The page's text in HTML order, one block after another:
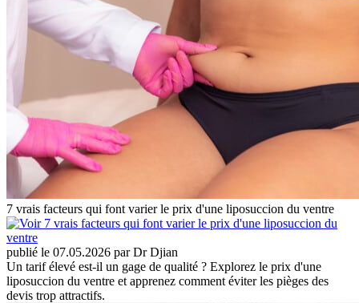
7 vrais facteurs qui font varier le prix d'une liposuccion du ventre
publié le 07.05.2026 par Dr Djian
Un tarif élevé est-il un gage de qualité ? Explorez le prix d'une
liposuccion du ventre et apprenez comment éviter les pièges des
devis trop attractifs.